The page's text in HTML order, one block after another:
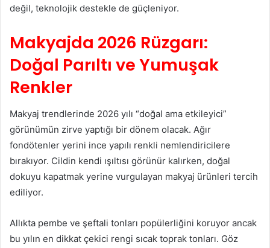
değil, teknolojik destekle de güçleniyor.
Makyajda 2026 Rüzgarı:
Doğal Parıltı ve Yumuşak
Renkler
Makyaj trendlerinde 2026 yılı “doğal ama etkileyici”
görünümün zirve yaptığı bir dönem olacak. Ağır
fondötenler yerini ince yapılı renkli nemlendiricilere
bırakıyor. Cildin kendi ışıltısı görünür kalırken, doğal
dokuyu kapatmak yerine vurgulayan makyaj ürünleri tercih
ediliyor.
Allıkta pembe ve şeftali tonları popülerliğini koruyor ancak
bu yılın en dikkat çekici rengi sıcak toprak tonları. Göz